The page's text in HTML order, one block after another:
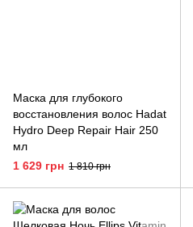
Маска для глубокого
восстановления волос Hadat
Hydro Deep Repair Hair 250
мл
1 629 грн 1 810 грн